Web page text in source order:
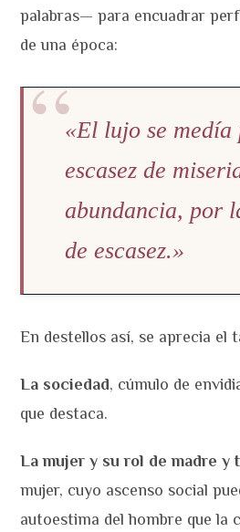
palabras— para encuadrar
de una época:
«El lujo se medía
escasez de
abundancia, por
de escasez.»
En destellos así, se aprecia el
La sociedad, cúmulo de
que destaca.
La mujer y su rol de madre y
mujer, cuyo ascenso social
autoestima del hombre que la